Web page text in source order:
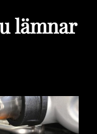
lämnar